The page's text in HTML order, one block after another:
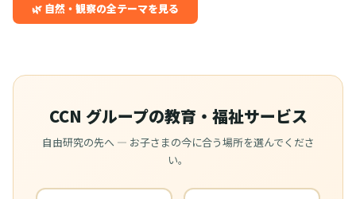
🌿 自然・観察の全テーマを見る
CCN グループの教育・福祉サービス
自由研究の先へ — お子さまの今に合う場所を選んでくださ
い。